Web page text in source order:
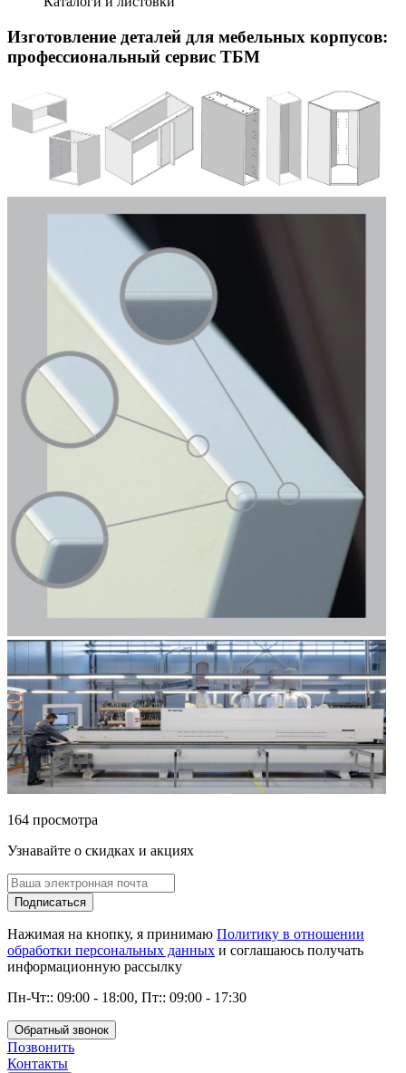
Изготовление деталей для мебельных корпусов:
профессиональный сервис ТБМ
164 просмотра
Узнавайте о скидках и акциях
Подписаться
Нажимая на кнопку, я принимаю Политику в отношении
обработки персональных данных и соглашаюсь получать
информационную рассылку
Пн-Чт:: 09:00 - 18:00, Пт:: 09:00 - 17:30
Обратный звонок
Позвонить
Контакты